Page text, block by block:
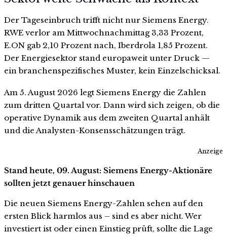
Der Tageseinbruch trifft nicht nur Siemens Energy.
RWE verlor am Mittwochnachmittag 3,33 Prozent,
E.ON gab 2,10 Prozent nach, Iberdrola 1,85 Prozent.
Der Energiesektor stand europaweit unter Druck —
ein branchenspezifisches Muster, kein Einzelschicksal.
Am 5. August 2026 legt Siemens Energy die Zahlen
zum dritten Quartal vor. Dann wird sich zeigen, ob die
operative Dynamik aus dem zweiten Quartal anhält
und die Analysten-Konsensschätzungen trägt.
Anzeige
Stand heute, 09. August: Siemens Energy-Aktionäre
sollten jetzt genauer hinschauen
Die neuen Siemens Energy-Zahlen sehen auf den
ersten Blick harmlos aus – sind es aber nicht. Wer
investiert ist oder einen Einstieg prüft, sollte die Lage